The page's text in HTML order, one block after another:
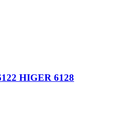
HIGER 6128